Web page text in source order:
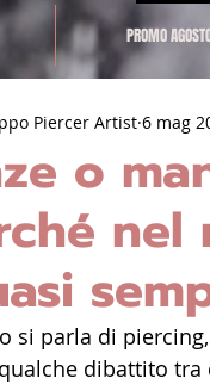
PROMO
o
nel
Piercer Artist 6 mag
si parla di
dibattito